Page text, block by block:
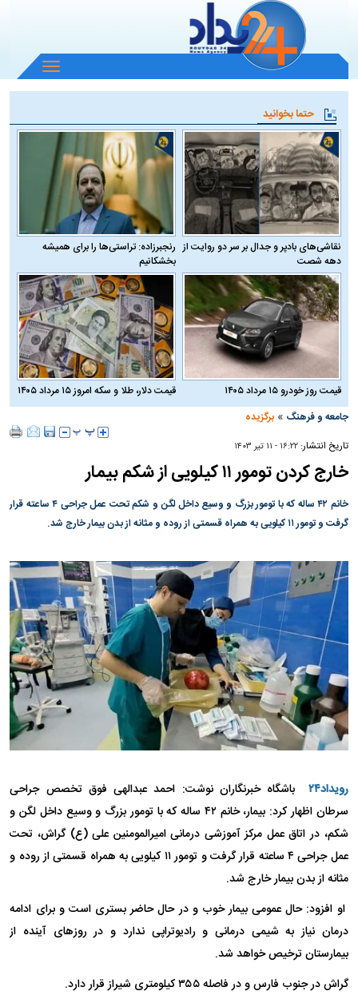
باز
و
منو
حتما بخوانید
نقاشی‌های بادپر و جدال بر سر دو روایت از
دهه شصت
رنجبرزاده: تراستی‌ها را برای همیشه
بخشکانیم
قیمت روز خودرو ۱۵ مرداد ۱۴۰۵
قیمت دلار، طلا و سکه امروز ۱۵ مرداد ۱۴۰۵
جامعه و فرهنگ »برگزیده
تاریخ انتشار:۱۶:۲۲ - ۱۱ تير ۱۴۰۳
خارج‌ کردن تومور ۱۱ کیلویی از شکم بیمار
خانم ۴۲ ساله که با تومور بزرگ و وسیع داخل لگن و شکم تحت عمل جراحی ۴ ساعته قرار
گرفت و تومور ۱۱ کیلویی به همراه قسمتی از روده و مثانه از بدن بیمار خارج شد.
رویداد۲۴
باشگاه خبرنگاران نوشت: احمد عبدالهی فوق تخصص جراحی
سرطان اظهار کرد: بیمار، خانم ۴۲ ساله که با تومور بزرگ و وسیع داخل لگن و
شکم، در اتاق عمل مرکز آموزشی درمانی امیرالمومنین علی (ع) گراش، تحت
عمل جراحی ۴ ساعته قرار گرفت و تومور ۱۱ کیلویی به همراه قسمتی از روده و
مثانه از بدن بیمار خارج شد.
او افزود: حال عمومی بیمار خوب و در حال حاضر بستری است و برای ادامه
درمان نیاز به شیمی درمانی و رادیوتراپی ندارد و در روز‌های آینده از
بیمارستان ترخیص خواهد شد.
گراش در جنوب فارس و در فاصله ۳۵۵ کیلومتری شیراز قرار دارد.